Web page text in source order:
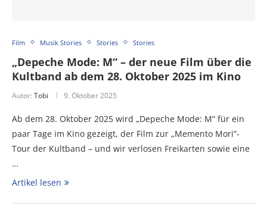
Film Musik Stories Stories Stories
„Depeche Mode: M“ – der neue Film über die
Kultband ab dem 28. Oktober 2025 im Kino
Autor: Tobi 9. Oktober 2025
Ab dem 28. Oktober 2025 wird „Depeche Mode: M“ für ein
paar Tage im Kino gezeigt, der Film zur „Memento Mori“-
Tour der Kultband – und wir verlosen Freikarten sowie eine
…
Artikel lesen